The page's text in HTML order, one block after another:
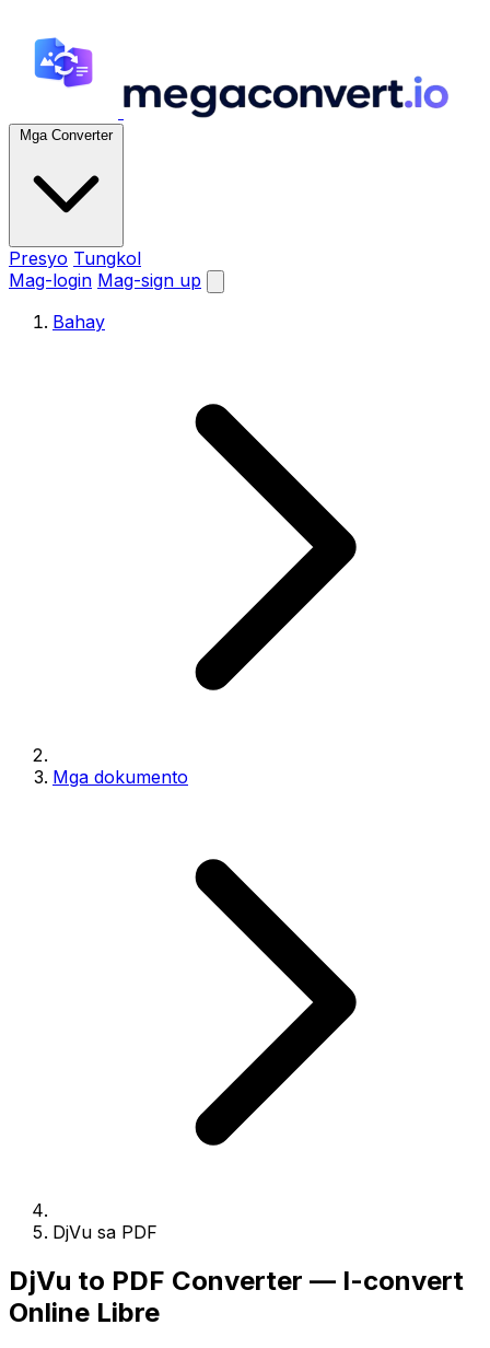
Mga Converter
Presyo Tungkol
Mag-login Mag-sign up
Bahay
Mga dokumento
DjVu sa PDF
DjVu to PDF Converter — I-convert
Online Libre